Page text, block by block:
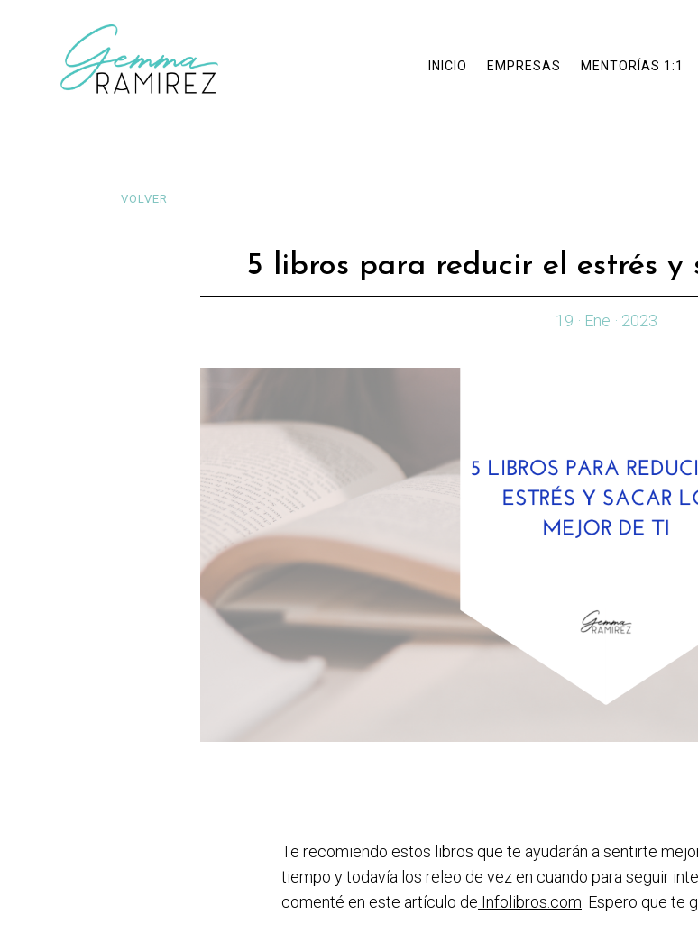
INICIO EMPRESAS MENTORÍAS 1:1
VOLVER
5 libros para reducir el estrés
19 · Ene · 2023
Te recomiendo estos libros que te ayudarán a sentirte
tiempo y todavía los releo de vez en cuando para seguir
comenté en este artículo de Infolibros.com . Espero que te